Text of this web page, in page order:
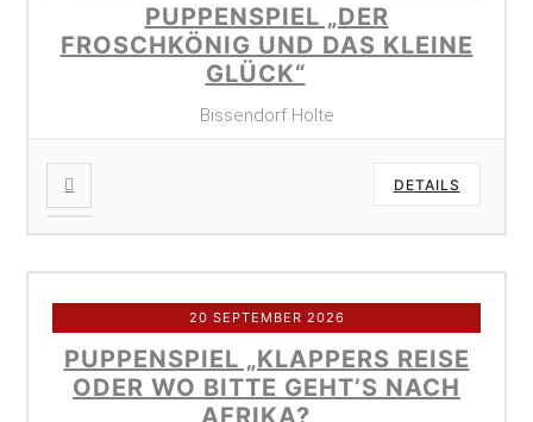
PUPPENSPIEL „DER
FROSCHKÖNIG UND DAS KLEINE
GLÜCK“
Bissendorf Holte
DETAILS
20 SEPTEMBER 2026
PUPPENSPIEL „KLAPPERS REISE
ODER WO BITTE GEHT’S NACH
AFRIKA?